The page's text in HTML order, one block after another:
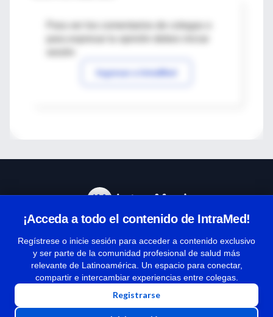
Para ver los comentarios de colegas o
Ingresar a IntraMed
¡Acceda a todo el contenido de IntraMed!
Regístrese o inicie sesión para acceder a contenido exclusivo
y ser parte de la comunidad profesional de salud más
relevante de Latinoamérica. Un espacio para conectar,
compartir e intercambiar experiencias entre colegas.
Registrarse
Términos y condiciones
| Políticas de privacidad
| Todos los derechos reservados | Copyright 1997-2026